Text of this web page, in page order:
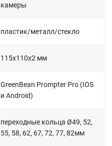
камеры
пластик/металл/стекло
115х110х2 мм
GreenBean Prompter Pro (IOS
и Android)
переходные кольца Ø49, 52,
55, 58, 62, 67, 72, 77, 82мм